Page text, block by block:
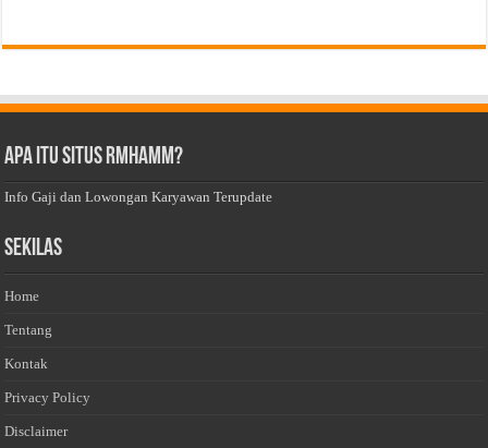
Apa Itu Situs Rmhamm?
Info Gaji dan Lowongan Karyawan Terupdate
Sekilas
Home
Tentang
Kontak
Privacy Policy
Disclaimer